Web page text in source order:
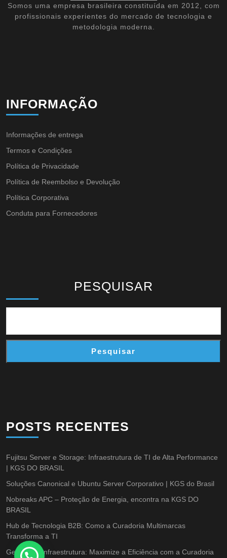
Somos uma empresa brasileira constituída em 2012, com
profissionais experientes do mercado de tecnologia e
metodologia moderna.
INFORMAÇÃO
Informações de entrega
Termos e Condições
Política de Privacidade
Política de Reembolso e Devolução
Política Corporativa
Conduta para Fornecedores
PESQUISAR
Pesquisar
POSTS RECENTES
Fujitsu Server e Storage: Infraestrutura de TI de Alta Performance
| KGS DO BRASIL
Soluções Canonical e Ubuntu Server Corporativo | KGS do Brasil
Nobreaks APC – Proteção de Energia, encontra na KGS DO
BRASIL
Hub de Tecnologia B2B: Como a Curadoria Multimarcas
Transforma a TI
Gestão de Infraestrutura: Maximize a Eficiência com a Curadoria